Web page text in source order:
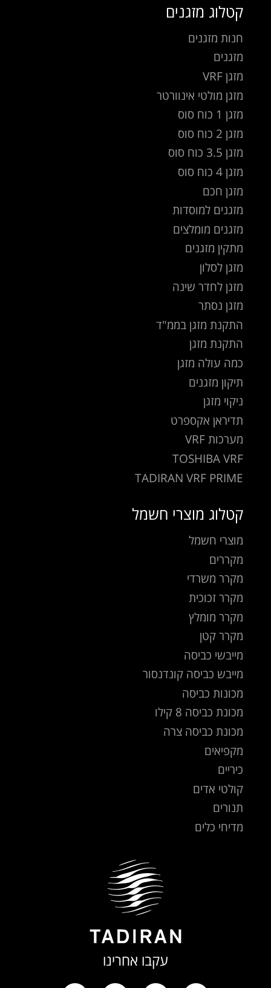
קטלוג מזגנים
חנות מזגנים
מזגנים
מזגן VRF
מזגן מולטי אינוורטר
מזגן 1 כוח סוס
מזגן 2 כוח סוס
מזגן 3.5 כוח סוס
מזגן 4 כוח סוס
מזגן חכם
מזגנים למוסדות
מזגנים מומלצים
מתקין מזגנים
מזגן לסלון
מזגן לחדר שינה
מזגן נסתר
התקנת מזגן בממ"ד
התקנת מזגן
כמה עולה מזגן
תיקון מזגנים
ניקוי מזגן
תדיראן אקספרט
מערכות VRF
TOSHIBA VRF
TADIRAN VRF PRIME
קטלוג מוצרי חשמל
מוצרי חשמל
מקררים
מקרר משרדי
מקרר זכוכית
מקרר מומלץ
מקרר קטן
מייבשי כביסה
מייבש כביסה קונדנסור
מכונות כביסה
מכונת כביסה 8 קילו
מכונת כביסה צרה
מקפיאים
כיריים
קולטי אדים
תנורים
מדיחי כלים
עקבו אחרינו